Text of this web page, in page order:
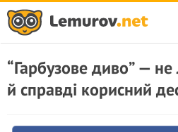
“Гарбузове диво” —
й справді корисний